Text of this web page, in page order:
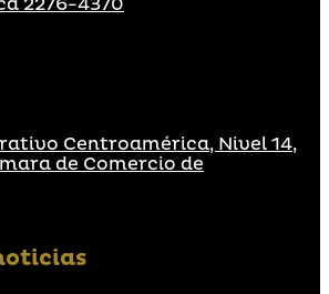
2276-4370
Centroamérica, Nivel 14,
de Comercio de